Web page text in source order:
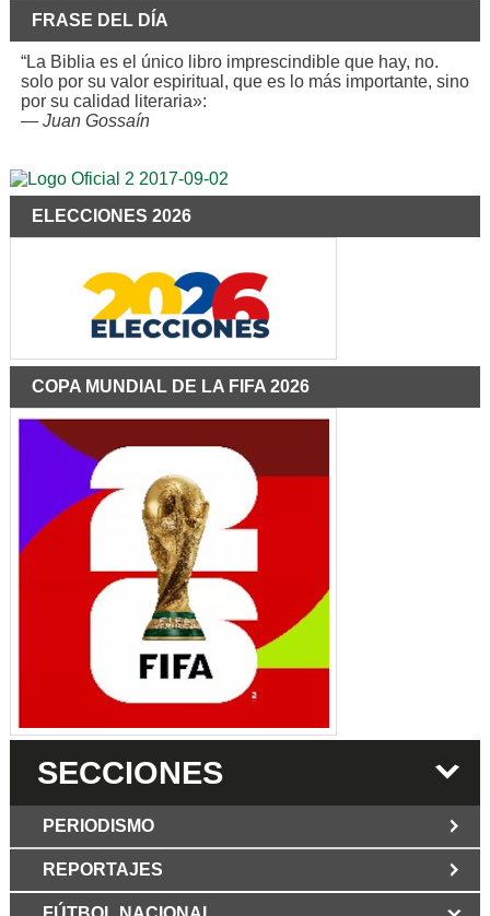
FRASE DEL DÍA
“La Biblia es el único libro imprescindible que hay, no.
solo por su valor espiritual, que es lo más importante, sino
por su calidad literaria»:
— Juan Gossaín
ELECCIONES 2026
COPA MUNDIAL DE LA FIFA 2026
SECCIONES
PERIODISMO
Los Periodist@s
El silencio del poder. Hay otro mártir de la
REPORTAJES